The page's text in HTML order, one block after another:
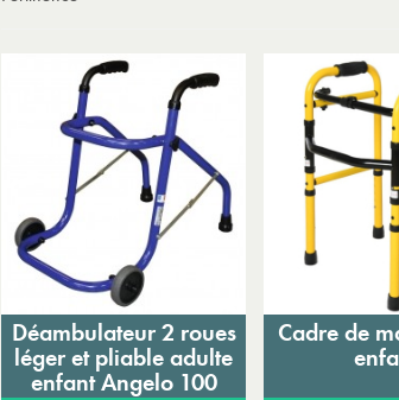
Expédition sous 24 à 48
Ajouter au panier
Déambulateur 2 roues
léger et pliable adulte
enfant Angelo 100
Ajouter
Cadre de